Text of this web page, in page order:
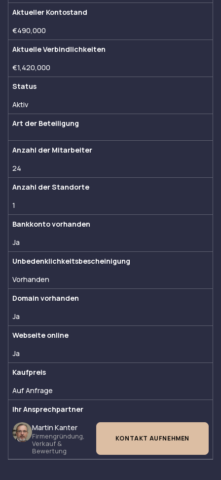
Aktueller Kontostand
€490,000
Aktuelle Verbindlichkeiten
€1,420,000
Status
Aktiv
Art der Beteiligung
Anzahl der Mitarbeiter
24
Anzahl der Standorte
1
Bankkonto vorhanden
Ja
Unbedenklichkeitsbescheinigung
Vorhanden
Domain vorhanden
Ja
Webseite online
Ja
Kaufpreis
Auf Anfrage
Ihr Ansprechpartner
Martin Kanter
Firmengründung,
Verkauf &
Bewertung
KONTAKT AUFNEHMEN